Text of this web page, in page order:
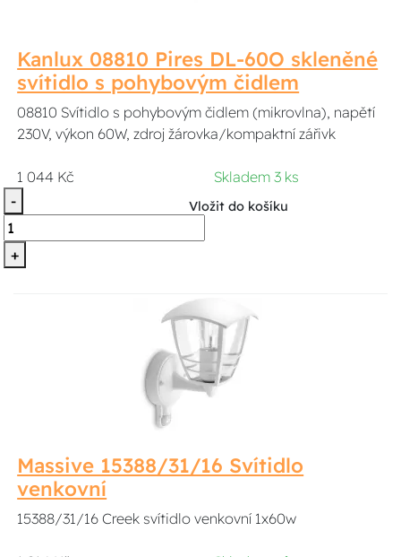
Kanlux 08810 Pires DL-60O skleněné
svítidlo s pohybovým čidlem
08810 Svítidlo s pohybovým čidlem (mikrovlna), napětí
230V, výkon 60W, zdroj žárovka/kompaktní zářivk
1 044 Kč
Skladem 3 ks
-
+
Vložit do košíku
Massive 15388/31/16 Svítidlo
venkovní
15388/31/16 Creek svítidlo venkovní 1x60w